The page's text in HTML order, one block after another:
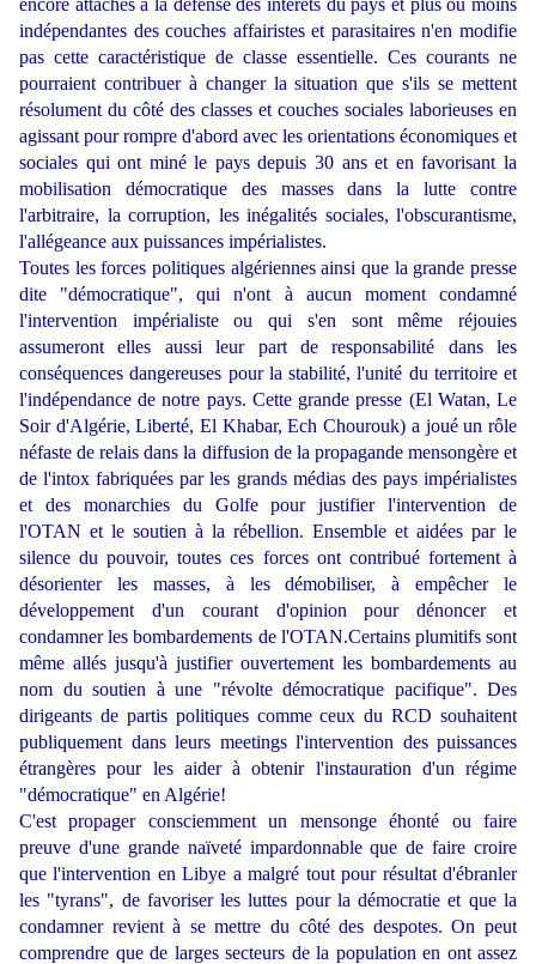
encore attachés à la défense des intérêts du pays et plus ou moins
indépendantes des couches affairistes et parasitaires n'en modifie
pas cette caractéristique de classe essentielle. Ces courants ne
pourraient contribuer à changer la situation que s'ils se mettent
résolument du côté des classes et couches sociales laborieuses en
agissant pour rompre d'abord avec les orientations économiques et
sociales qui ont miné le pays depuis 30 ans et en favorisant la
mobilisation démocratique des masses dans la lutte contre
l'arbitraire, la corruption, les inégalités sociales, l'obscurantisme,
l'allégeance aux puissances impérialistes.
Toutes les forces politiques algériennes ainsi que la grande presse
dite "démocratique", qui n'ont à aucun moment condamné
l'intervention impérialiste ou qui s'en sont même réjouies
assumeront elles aussi leur part de responsabilité dans les
conséquences dangereuses pour la stabilité, l'unité du territoire et
l'indépendance de notre pays. Cette grande presse (El Watan, Le
Soir d'Algérie, Liberté, El Khabar, Ech Chourouk) a joué un rôle
néfaste de relais dans la diffusion de la propagande mensongère et
de l'intox fabriquées par les grands médias des pays impérialistes
et des monarchies du Golfe pour justifier l'intervention de
l'OTAN et le soutien à la rébellion. Ensemble et aidées par le
silence du pouvoir, toutes ces forces ont contribué fortement à
désorienter les masses, à les démobiliser, à empêcher le
développement d'un courant d'opinion pour dénoncer et
condamner les bombardements de l'OTAN.Certains plumitifs sont
même allés jusqu'à justifier ouvertement les bombardements au
nom du soutien à une "révolte démocratique pacifique". Des
dirigeants de partis politiques comme ceux du RCD souhaitent
publiquement dans leurs meetings l'intervention des puissances
étrangères pour les aider à obtenir l'instauration d'un régime
"démocratique" en Algérie!
C'est propager consciemment un mensonge éhonté ou faire
preuve d'une grande naïveté impardonnable que de faire croire
que l'intervention en Libye a malgré tout pour résultat d'ébranler
les "tyrans", de favoriser les luttes pour la démocratie et que la
condamner revient à se mettre du côté des despotes. On peut
comprendre que de larges secteurs de la population en ont assez